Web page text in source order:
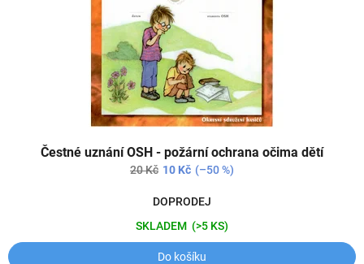
Čestné uznání OSH - požární ochrana očima dětí
20 Kč 10 Kč (–50 %)
DOPRODEJ
SKLADEM (>5 KS)
Do košíku